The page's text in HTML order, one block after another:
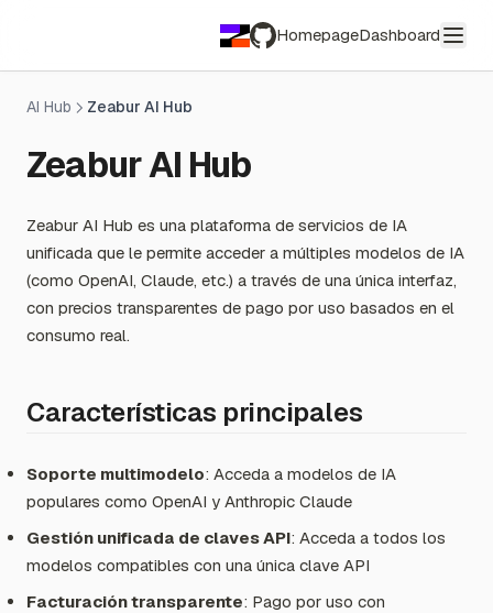
HomepageDashboard
AI Hub Zeabur AI Hub
Zeabur AI Hub
Zeabur AI Hub es una plataforma de servicios de IA
unificada que le permite acceder a múltiples modelos de IA
(como OpenAI, Claude, etc.) a través de una única interfaz,
con precios transparentes de pago por uso basados en el
consumo real.
Características principales
Soporte multimodelo: Acceda a modelos de IA
populares como OpenAI y Anthropic Claude
Gestión unificada de claves API: Acceda a todos los
modelos compatibles con una única clave API
Facturación transparente: Pago por uso con